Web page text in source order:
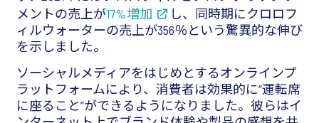
メントの売上が17%増加
し、同時期にクロロフ
ィルウォーターの売上が356％という驚異的な伸び
を示しました。
ソーシャルメディアをはじめとするオンラインプ
ラットフォームにより、消費者は効果的に“運転席
に座ること”ができるようになりました。彼らはイ